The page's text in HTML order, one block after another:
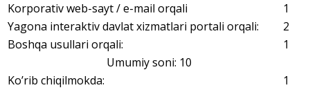
Korporativ web-sayt / e-mail orqali
1
Yagona interaktiv davlat xizmatlari portali orqali:
2
Boshqa usullari orqali:
1
Umumiy soni: 10
Ko’rib chiqilmokda:
1